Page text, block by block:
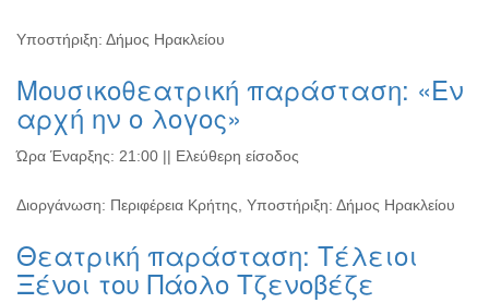
ΑΝΘΕΚΤΙΚΗ
Υποστήριξη: Δήμος Ηρακλείου
Μουσικοθεατρική παράσταση: «Εν
αρχή ην ο λογος»
Ώρα Έναρξης: 21:00 || Ελεύθερη είσοδος
Διοργάνωση: Περιφέρεια Κρήτης, Υποστήριξη: Δήμος Ηρακλείου
Θεατρική παράσταση: Τέλειοι
Ξένοι του Πάολο Τζενοβέζε